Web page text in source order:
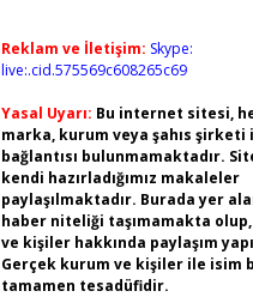
Reklam ve İletişim: Skype:
live:.cid.575569c608265c69
Yasal Uyarı: Bu internet sitesi,
marka, kurum veya şahıs şirketi
bağlantısı bulunmamaktadır.
kendi hazırladığımız makaleler
paylaşılmaktadır. Burada yer
haber niteliği taşımamakta
ve kişiler hakkında paylaşım
Gerçek kurum ve kişiler ile isim
tamamen tesadüfidir.